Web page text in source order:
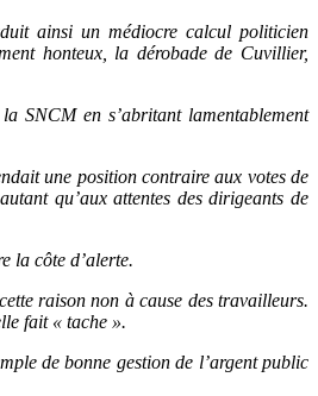
ainsi un médiocre calcul politicien
honteux, la dérobade de Cuvillier,
SNCM en s’abritant lamentablement
une position contraire aux votes de
qu’aux attentes des dirigeants de
la côte d’alerte.
raison non à cause des travailleurs.
fait « tache ».
de bonne gestion de l’argent public